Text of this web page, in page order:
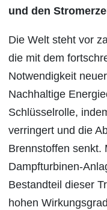
und den
Die Welt steht vor
die mit dem
Notwendigkeit
Nachhaltige
Schlüsselrolle,
verringert und die
Brennstoffen senkt.
Dampfturbinen-
Bestandteil dieser
hohen